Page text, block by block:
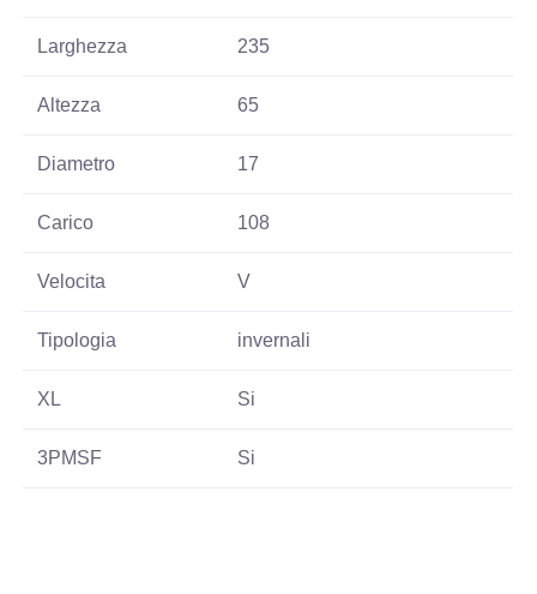
Larghezza 235
Altezza 65
Diametro 17
Carico 108
Velocita V
Tipologia invernali
XL Si
3PMSF Si